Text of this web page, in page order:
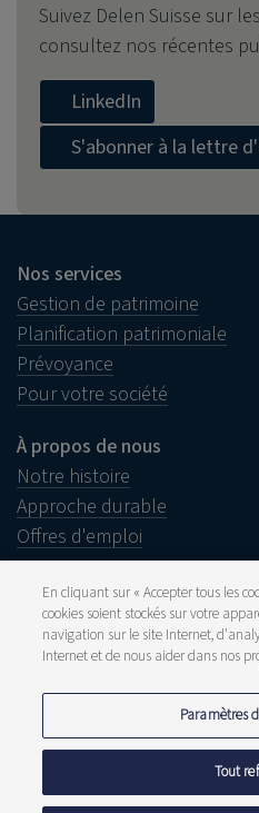
Suivez Delen Suisse sur
consultez nos récentes
LinkedIn
S'abonner à la lettre
Nos services
Gestion de patrimoine
Planification patrimoniale
Prévoyance
Pour votre société
À propos de nous
Notre histoire
Approche durable
Offres d'emploi
Informations juridiques
Plainte
Tarifs
Politique de cookies
En cliquant sur « Accepter tous les
cookies soient stockés sur votre
navigation sur le site Internet,
Internet et de nous aider dans nos
Paramètres
Tout